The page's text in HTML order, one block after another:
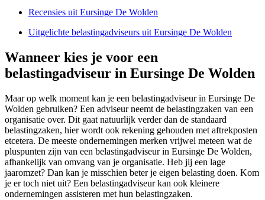
Recensies uit Eursinge De Wolden
Uitgelichte belastingadviseurs uit Eursinge De Wolden
Wanneer kies je voor een
belastingadviseur in Eursinge De Wolden
Maar op welk moment kan je een belastingadviseur in Eursinge De
Wolden gebruiken? Een adviseur neemt de belastingzaken van een
organisatie over. Dit gaat natuurlijk verder dan de standaard
belastingzaken, hier wordt ook rekening gehouden met aftrekposten
etcetera. De meeste ondernemingen merken vrijwel meteen wat de
pluspunten zijn van een belastingadviseur in Eursinge De Wolden,
afhankelijk van omvang van je organisatie. Heb jij een lage
jaaromzet? Dan kan je misschien beter je eigen belasting doen. Kom
je er toch niet uit? Een belastingadviseur kan ook kleinere
ondernemingen assisteren met hun belastingzaken.